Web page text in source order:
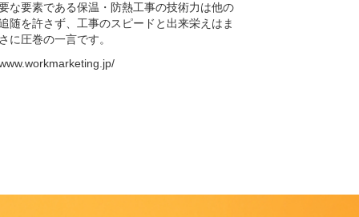
な要素である保温・防熱工事の技術力は他の
随を許さず、工事のスピードと出来栄えはま
に圧巻の一言です。